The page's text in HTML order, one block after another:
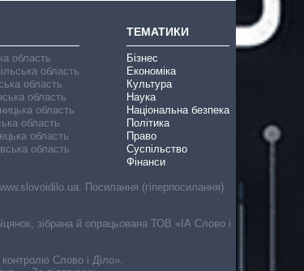
область
область
область
область
область
область
область
область
ТЕМАТИКИ
Бізнес
Економіка
Культура
Наука
Національна безпека
Політика
Право
Суспільство
Фінанси
Посилання (гіперпосилання)
зібрана й опрацьована ТОВ «ІА Слово і
Слово і Діло».